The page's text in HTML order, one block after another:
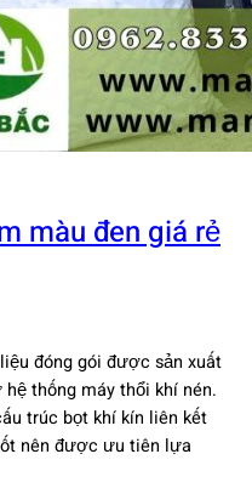
màu đen giá rẻ
đóng gói được sản xuất
thống máy thổi khí nén.
trúc bọt khí kín liên kết
nên được ưu tiên lựa